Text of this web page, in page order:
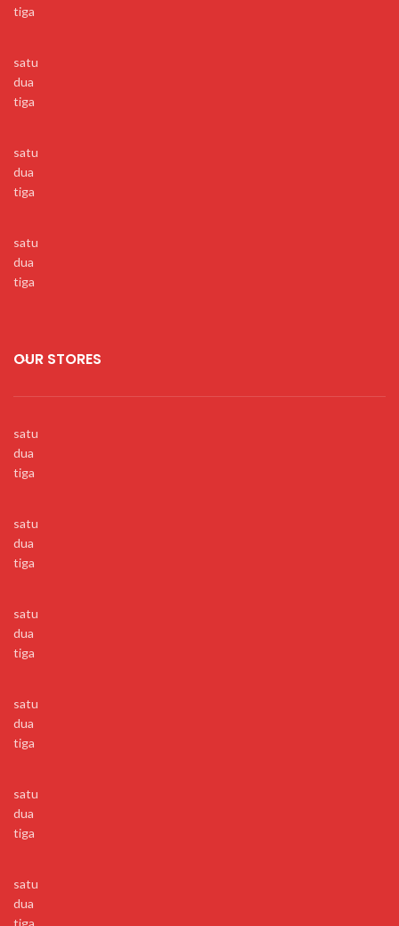
tiga
satu
dua
tiga
satu
dua
tiga
satu
dua
tiga
OUR STORES
satu
dua
tiga
satu
dua
tiga
satu
dua
tiga
satu
dua
tiga
satu
dua
tiga
satu
dua
tiga